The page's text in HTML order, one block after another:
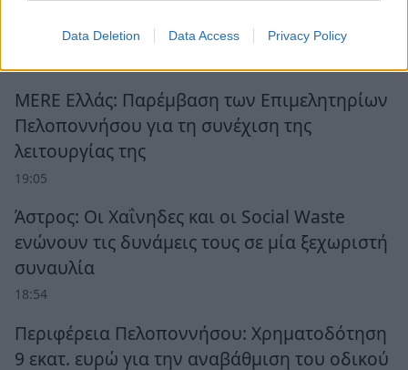
Data Deletion Data Access Privacy Policy
Ροή Ειδήσεων
MERE Ελλάς: Παρέμβαση των Επιμελητηρίων
Πελοποννήσου για τη συνέχιση της
λειτουργίας της
19:05
Άστρος: Οι Χαΐνηδες και οι Social Waste
ενώνουν τις δυνάμεις τους σε μία ξεχωριστή
συναυλία
18:54
Περιφέρεια Πελοποννήσου: Χρηματοδότηση
9 εκατ. ευρώ για την αναβάθμιση του οδικού